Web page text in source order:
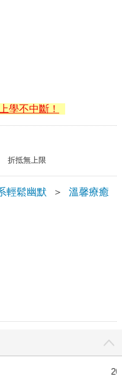
學不中斷！
折抵無上限
輕鬆幽默 ＞ 溫馨療癒